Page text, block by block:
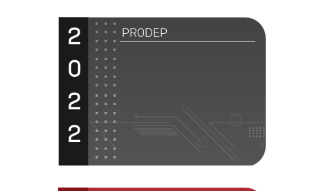
2
0
2
2
PRODEP